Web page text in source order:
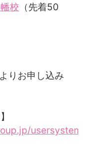
校 （先着50
りお申し込み